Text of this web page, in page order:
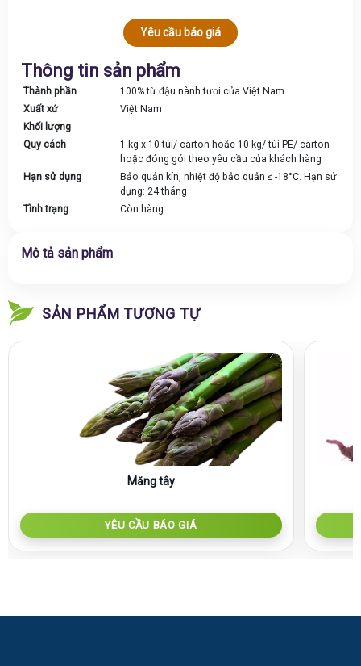
Yêu cầu báo giá
Thông tin sản phẩm
Thành phần
100% từ đậu nành tươi của Việt Nam
Xuất xứ
Việt Nam
Khối lượng
Quy cách
1 kg x 10 túi/ carton hoặc 10 kg/ túi PE/ carton
hoặc đóng gói theo yêu cầu của khách hàng
Hạn sử dụng
Bảo quản kín, nhiệt độ bảo quản ≤ -18°C. Hạn sử
dụng: 24 tháng
Tình trạng
Còn hàng
Mô tả sản phẩm
SẢN PHẨM TƯƠNG TỰ
Măng tây
YÊU CẦU BÁO GIÁ